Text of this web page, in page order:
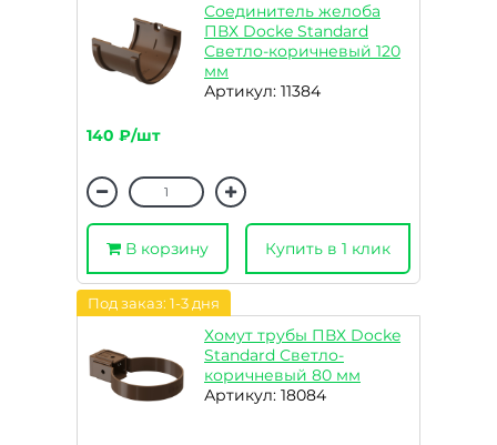
Соединитель желоба
ПВХ Docke Standard
Светло-коричневый 120
мм
Артикул: 11384
140 ₽/шт
В корзину Купить в 1 клик
Под заказ: 1-3 дня
Хомут трубы ПВХ Docke
Standard Светло-
коричневый 80 мм
Артикул: 18084